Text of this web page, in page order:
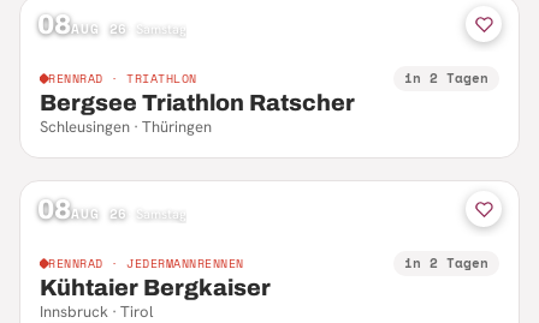
08AUG 26 Samstag
RENNRAD · TRIATHLON in 2 Tagen
Bergsee Triathlon Ratscher
Schleusingen · Thüringen
08AUG 26 Samstag
RENNRAD · JEDERMANNRENNEN in 2 Tagen
Kühtaier Bergkaiser
Innsbruck · Tirol